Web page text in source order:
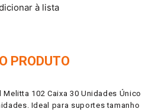
PRODUTO
102 Caixa 30 Unidades Único
Ideal para suportes tamanho